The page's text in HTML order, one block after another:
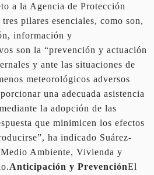
a la Agencia de Protección
pilares esenciales, como son,
información y
son la “prevención y actuación
y ante las situaciones de
meteorológicos adversos
una adecuada asistencia
la adopción de las
que minimicen los efectos
ha indicado Suárez-
Ambiente, Vivienda y
Anticipación y PrevenciónEl